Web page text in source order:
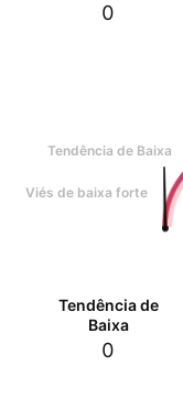
0
Tendência de Baixa
Viés de baixa forte
Tendência de
Baixa
0